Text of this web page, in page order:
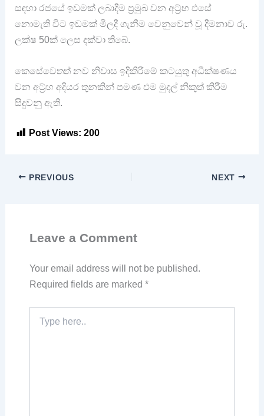
සඳහා රජයේ ඉඩමක් ලබාදීම ප්‍රමුඛ වන අට්‍ර්හ එසේ
නොමැති විට ඉඩමක් මිලදී ගැනීම වෙනුවෙන් වූ දීමනාව රු.
ලක්ෂ 50ක් ලෙස දක්වා තිබේ.
කෙසේවෙතත් නව නිවාස ඉදිකිරීමේ කටයුතු අධීක්ෂණය
වන අට්‍ර්හ අදියර තුනකින් පමණ එම මුදල් නිකුත් කිරීම
සිදුවනු ඇති.
Post Views: 200
PREVIOUS NEXT
Leave a Comment
Your email address will not be published.
Required fields are marked *
here..